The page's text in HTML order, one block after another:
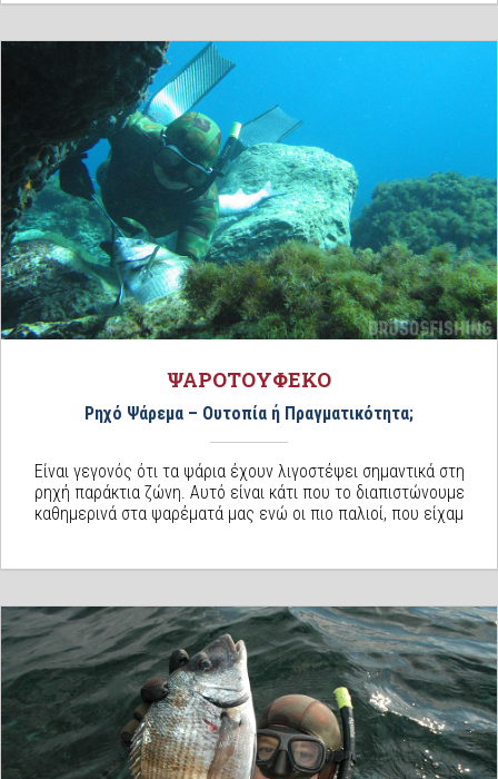
ΨΑΡΟΤΟΥΦΕΚΟ
Ρηχό Ψάρεμα – Ουτοπία ή Πραγματικότητα;
Είναι γεγονός ότι τα ψάρια έχουν λιγοστέψει σημαντικά στη
ρηχή παράκτια ζώνη. Αυτό είναι κάτι που το διαπιστώνουμε
καθημερινά στα ψαρέματά μας ενώ οι πιο παλιοί, που είχαμ